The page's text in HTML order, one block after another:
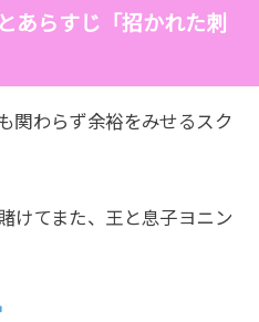
あらすじ「招かれた刺
関わらず余裕をみせるスク
けてまた、王と息子ヨニン